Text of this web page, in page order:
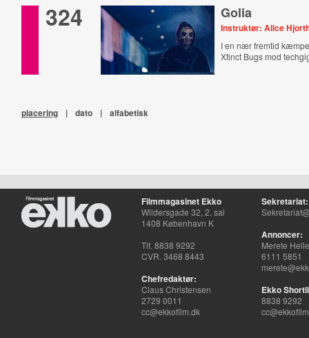
324 Golia
Instruktør: Alice
I en nær fremtid
Xtinct Bugs mod
placering | dato | alfabetisk
Filmmagasinet Ekko
Wildersgade 32, 2. sal
1408 København K
Tlf. 8838 9292
CVR. 3468 8443
Chefredaktør:
Claus Christensen
2729 0011
cc@ekkofilm.dk
Sekretariat:
Annoncer:
Merete
6111 5851
Ekko
8838 9292